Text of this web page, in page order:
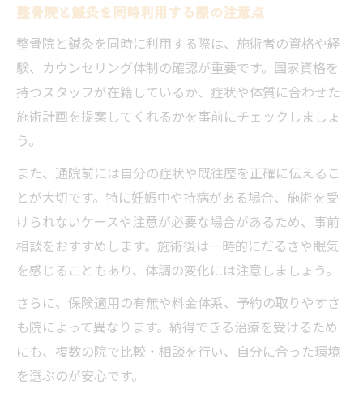
整骨院と鍼灸を同時利用する際の注意点
整骨院と鍼灸を同時に利用する際は、施術者の資格や経
験、カウンセリング体制の確認が重要です。国家資格を
持つスタッフが在籍しているか、症状や体質に合わせた
施術計画を提案してくれるかを事前にチェックしましょ
う。
また、通院前には自分の症状や既往歴を正確に伝えるこ
とが大切です。特に妊娠中や持病がある場合、施術を受
けられないケースや注意が必要な場合があるため、事前
相談をおすすめします。施術後は一時的にだるさや眠気
を感じることもあり、体調の変化には注意しましょう。
さらに、保険適用の有無や料金体系、予約の取りやすさ
も院によって異なります。納得できる治療を受けるため
にも、複数の院で比較・相談を行い、自分に合った環境
を選ぶのが安心です。